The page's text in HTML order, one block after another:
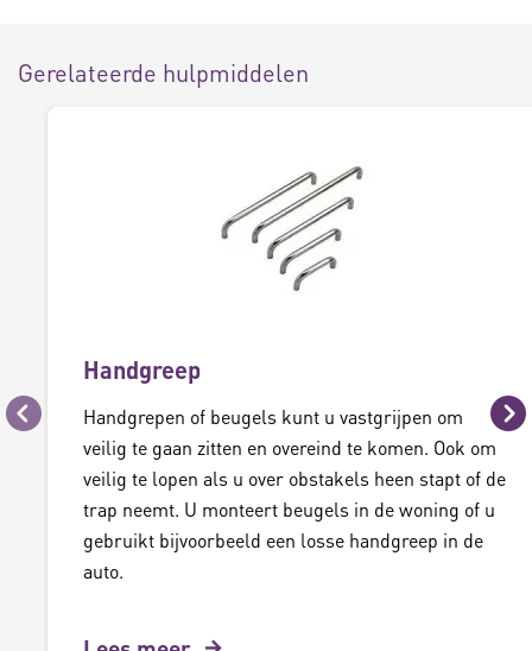
Gerelateerde hulpmiddelen
Vorige
Handgreep
Handgrepen of beugels kunt u vastgrijpen om
veilig te gaan zitten en overeind te komen. Ook om
veilig te lopen als u over obstakels heen stapt of de
trap neemt. U monteert beugels in de woning of u
gebruikt bijvoorbeeld een losse handgreep in de
auto.